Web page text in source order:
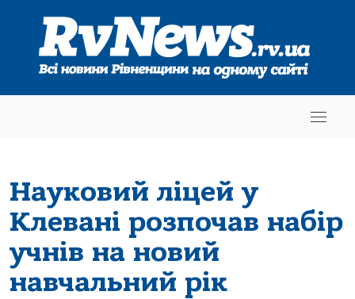
Науковий ліцей у
Клевані розпочав набір
учнів на новий
навчальний рік